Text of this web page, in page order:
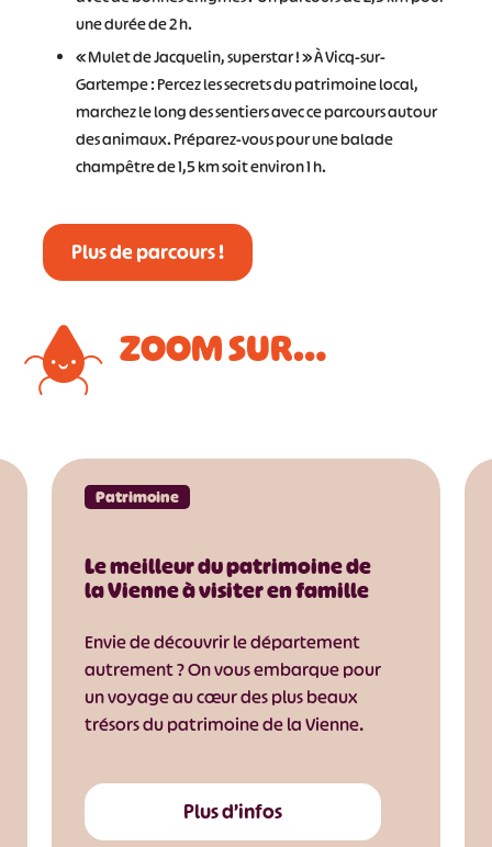
une durée de 2 h.
« Mulet de Jacquelin, superstar ! » À Vicq-sur-
Gartempe : Percez les secrets du patrimoine local,
marchez le long des sentiers avec ce parcours autour
des animaux. Préparez-vous pour une balade
champêtre de 1,5 km soit environ 1 h.
Plus de parcours !
ZOOM SUR…
Patrimoine
Le meilleur du patrimoine de
la Vienne à visiter en famille
Envie de découvrir le département
autrement ? On vous embarque pour
un voyage au cœur des plus beaux
trésors du patrimoine de la Vienne.
Plus d’infos